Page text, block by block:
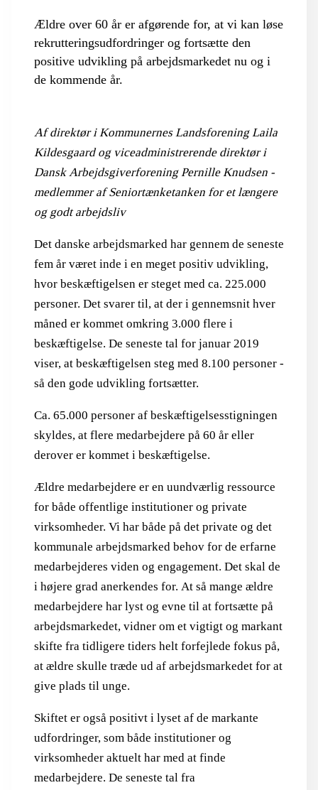
Ældre over 60 år er afgørende for, at vi kan løse
rekrutteringsudfordringer og fortsætte den
positive udvikling på arbejdsmarkedet nu og i
de kommende år.
Af direktør i Kommunernes Landsforening Laila
Kildesgaard og viceadministrerende direktør i
Dansk Arbejdsgiverforening Pernille Knudsen -
medlemmer af Seniortænketanken for et længere
og godt arbejdsliv
Det danske arbejdsmarked har gennem de seneste
fem år været inde i en meget positiv udvikling,
hvor beskæftigelsen er steget med ca. 225.000
personer. Det svarer til, at der i gennemsnit hver
måned er kommet omkring 3.000 flere i
beskæftigelse. De seneste tal for januar 2019
viser, at beskæftigelsen steg med 8.100 personer -
så den gode udvikling fortsætter.
Ca. 65.000 personer af beskæftigelsesstigningen
skyldes, at flere medarbejdere på 60 år eller
derover er kommet i beskæftigelse.
Ældre medarbejdere er en uundværlig ressource
for både offentlige institutioner og private
virksomheder. Vi har både på det private og det
kommunale arbejdsmarked behov for de erfarne
medarbejderes viden og engagement. Det skal de
i højere grad anerkendes for. At så mange ældre
medarbejdere har lyst og evne til at fortsætte på
arbejdsmarkedet, vidner om et vigtigt og markant
skifte fra tidligere tiders helt forfejlede fokus på,
at ældre skulle træde ud af arbejdsmarkedet for at
give plads til unge.
Skiftet er også positivt i lyset af de markante
udfordringer, som både institutioner og
virksomheder aktuelt har med at finde
medarbejdere. De seneste tal fra